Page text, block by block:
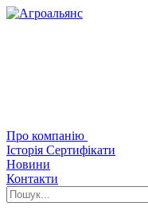
Про компанію
Історія Сертифікати
Новини
Контакти